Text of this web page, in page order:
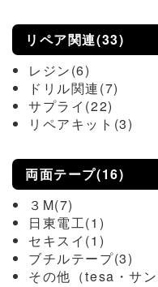
リペア関連(33)
レジン(6)
ドリル関連(7)
サプライ(22)
リペアキット(3)
両面テープ(16)
３M(7)
日東電工(1)
セキスイ(1)
ブチルテープ(3)
その他（tesa・サ